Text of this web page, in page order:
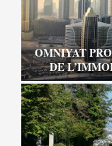
OMNIYAT
DE